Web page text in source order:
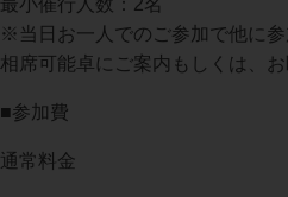
※当日お一人でのご参加で他に参
相席可能卓にご案内もしくは、
■参加費
通常料金